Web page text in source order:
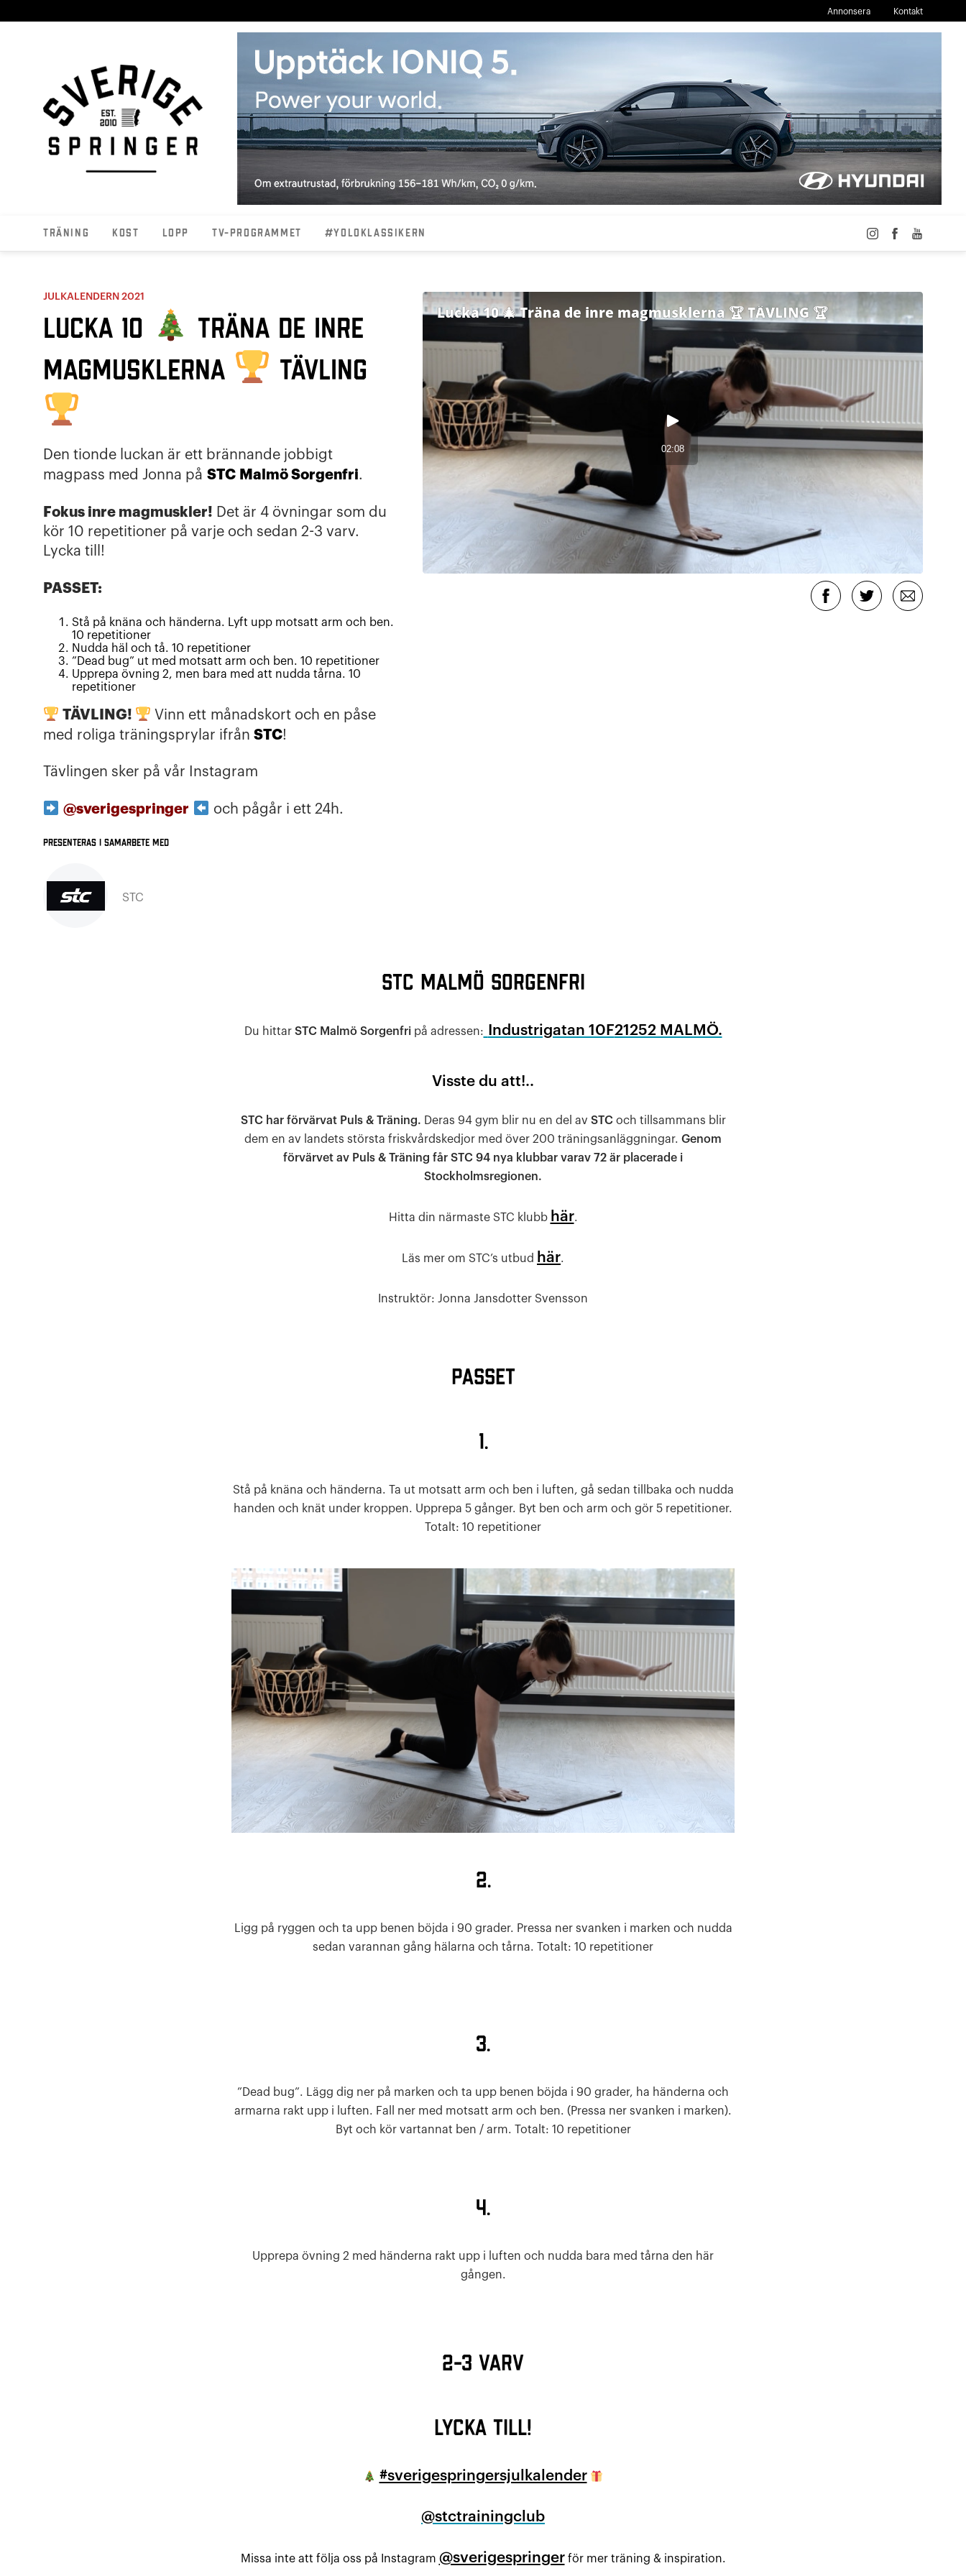
Annonsera Kontakt
Träning Kost Lopp TV-programmet #YOLOKLASSIKERN
JULKALENDERN 2021
Lucka 10
Träna de inre
magmusklerna
TÄVLING
Den tionde luckan är ett brännande jobbigt
magpass med Jonna på STC Malmö Sorgenfri.
Fokus inre magmuskler! Det är 4 övningar som du
kör 10 repetitioner på varje och sedan 2-3 varv.
Lycka till!
PASSET:
Stå på knäna och händerna. Lyft upp motsatt arm och ben.
10 repetitioner
Nudda häl och tå. 10 repetitioner
”Dead bug” ut med motsatt arm och ben. 10 repetitioner
Upprepa övning 2, men bara med att nudda tårna. 10
repetitioner
TÄVLING! Vinn ettmånadskort och en påse
med roliga träningsprylar ifrån STC!
Tävlingen sker på vår Instagram
@sverigespringer och pågår i ett 24h.
Presenteras i samarbete med
STC
STC Malmö Sorgenfri
Du hittar STC Malmö Sorgenfri på adressen: Industrigatan 10F21252 MALMÖ.
Visste du att!..
STC har förvärvat Puls & Träning. Deras 94 gym blir nu en del av STCoch tillsammans blir
dem en av landets största friskvårdskedjor med över 200 träningsanläggningar. Genom
förvärvet av Puls & Träning får STC 94 nya klubbar varav 72 är placerade i
Stockholmsregionen.
Hitta din närmaste STC klubb här.
Läs mer om STC’s utbud här.
Instruktör: Jonna Jansdotter Svensson
PASSET
1.
Stå på knäna och händerna. Ta ut motsatt arm och ben i luften, gå sedan tillbaka och nudda
handen och knät under kroppen. Upprepa 5 gånger. Byt ben och arm och gör 5 repetitioner.
Totalt: 10 repetitioner
2.
Ligg på ryggen och ta upp benen böjda i 90 grader. Pressa ner svanken i marken och nudda
sedan varannan gång hälarna och tårna. Totalt: 10 repetitioner
3.
”Dead bug”. Lägg dig ner på marken och ta upp benen böjda i 90 grader, ha händerna och
armarna rakt upp i luften. Fall ner med motsatt arm och ben. (Pressa ner svanken i marken).
Byt och kör vartannat ben / arm. Totalt: 10 repetitioner
4.
Upprepa övning 2 med händerna rakt upp i luften och nudda bara med tårna den här
gången.
2-3 varv
Lycka till!
#sverigespringersjulkalender
@stctrainingclub
Missa inte att följa oss på Instagram @sverigespringerför mer träning & inspiration.